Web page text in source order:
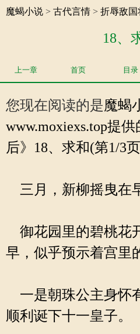
魔蝎小说 > 古代言情 > 折辱敌国
18、
上一章 首页 目录
您现在阅读的是魔蝎
www.moxiexs.top提
后》18、求和(第1/3
三月，新柳摇曳在
御花园里的碧桃花
早，似乎预示着宫里
一是朝珠公主身怀
顺利诞下十一皇子。